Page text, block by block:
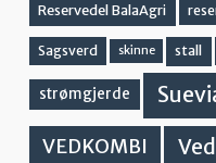
Reservedel BalaAgri
Sagsverd skinne stall
strømgjerde
VEDKOMBI